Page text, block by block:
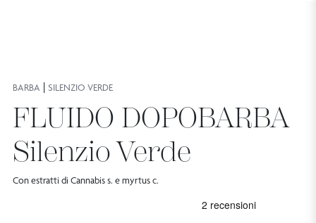
BARBA SILENZIO VERDE
FLUIDO DOPOBARBA
Silenzio Verde
Con estratti di Cannabis s. e myrtus c.